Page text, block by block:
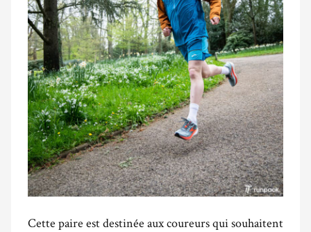
Cette paire est destinée aux coureurs qui souhaitent